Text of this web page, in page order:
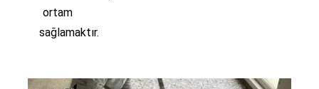
ortam
sağlamaktır.